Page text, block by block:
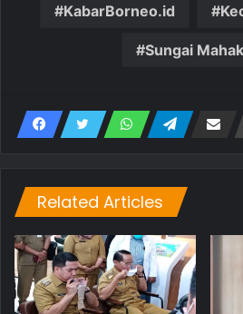
KabarBorneo.id
Sungai
Related Articles